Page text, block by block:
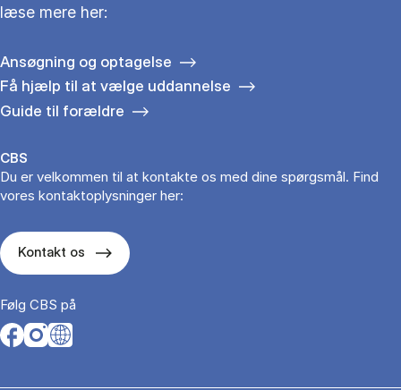
læse mere her:
Ansøgning og optagelse
Få hjælp til at vælge uddannelse
Guide til forældre
CBS
Du er velkommen til at kontakte os med dine spørgsmål. Find
vores kontaktoplysninger her:
Kontakt os
Følg CBS på
Opens in a new tab
Opens in a new tab
Opens in a new tab